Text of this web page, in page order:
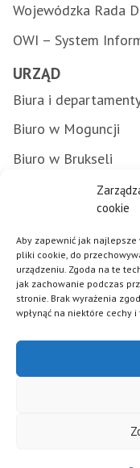
cookie
Aby zapewnić jak
pliki cookie, do
urządzeniu. Zgoda na te
jak zachowanie podczas
stronie. Brak wyrażenia
wpłynąć na niektóre cechy i
Wojewódzka Rada
OWI – System
URZĄD
Biura i
Biuro w Moguncji
Biuro w Brukseli
Załatwianie spraw
Zamówienia publiczne
Punkty Informacyjne
Praca w urzędzie
Klauzula informacyjna